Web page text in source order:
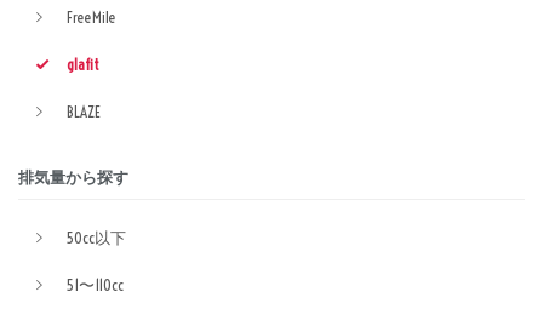
FreeMile
glafit
BLAZE
排気量から探す
50cc以下
51〜110cc